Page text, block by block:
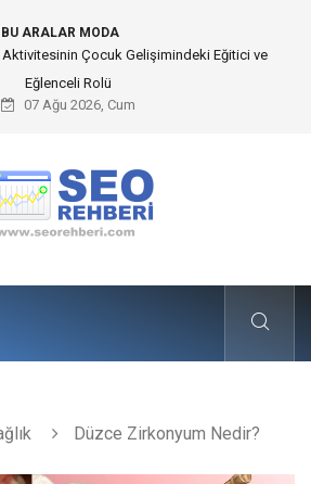
ARALAR MODA
Alan Yönetimindeki Fonksiyonel Rolü
07 Ağu 2026, Cum
Düzce Zirkonyum Nedir?